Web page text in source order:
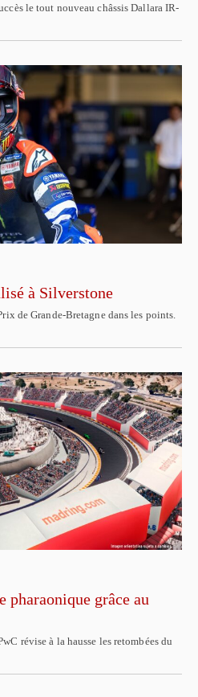
le tout nouveau châssis Dallara IR-
à Silverstone
de Grande-Bretagne dans les points.
pharaonique grâce au
révise à la hausse les retombées du